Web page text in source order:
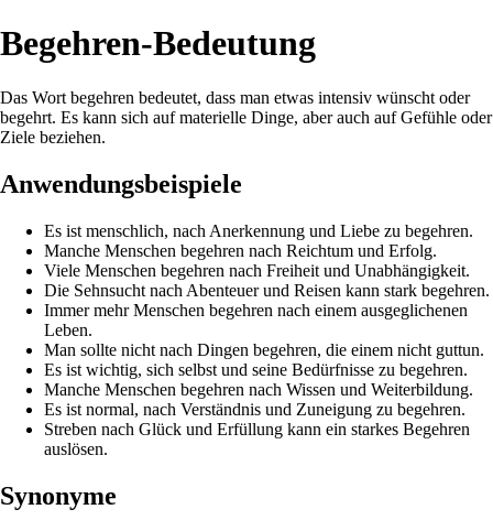
Begehren-Bedeutung
Das Wort begehren bedeutet, dass man etwas intensiv wünscht oder
begehrt. Es kann sich auf materielle Dinge, aber auch auf Gefühle oder
Ziele beziehen.
Anwendungsbeispiele
Es ist menschlich, nach Anerkennung und Liebe zu begehren.
Manche Menschen begehren nach Reichtum und Erfolg.
Viele Menschen begehren nach Freiheit und Unabhängigkeit.
Die Sehnsucht nach Abenteuer und Reisen kann stark begehren.
Immer mehr Menschen begehren nach einem ausgeglichenen
Leben.
Man sollte nicht nach Dingen begehren, die einem nicht guttun.
Es ist wichtig, sich selbst und seine Bedürfnisse zu begehren.
Manche Menschen begehren nach Wissen und Weiterbildung.
Es ist normal, nach Verständnis und Zuneigung zu begehren.
Streben nach Glück und Erfüllung kann ein starkes Begehren
auslösen.
Synonyme